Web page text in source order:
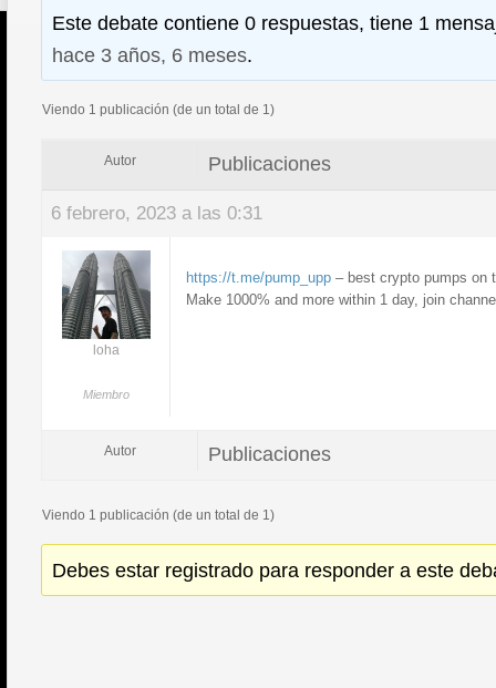
Este debate contiene 0 respuestas, tiene 1
hace 3 años, 6 meses.
Viendo 1 publicación (de un total de 1)
Autor Publicaciones
6 febrero, 2023 a las 0:31
loha
Miembro
https://t.me/pump_upp – best crypto pumps on
Make 1000% and more within 1 day, join
Autor Publicaciones
Viendo 1 publicación (de un total de 1)
Debes estar registrado para responder a este